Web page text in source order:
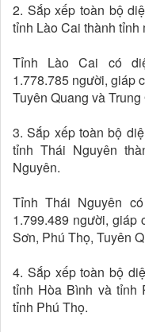
2. Sắp xếp toàn bộ
tỉnh Lào Cai thành tỉnh
Tỉnh Lào Cai có
1.778.785 người, giáp
Tuyên Quang và Trung
3. Sắp xếp toàn bộ
tỉnh Thái Nguyên
Nguyên.
Tỉnh Thái Nguyên
1.799.489 người, giáp
Sơn, Phú Thọ, Tuyên
4. Sắp xếp toàn bộ
tỉnh Hòa Bình và tỉnh
tỉnh Phú Thọ.